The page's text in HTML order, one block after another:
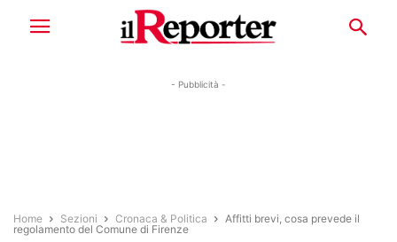
- Pubblicità -
Home Sezioni Cronaca & Politica
Affitti brevi, cosa prevede il
regolamento del Comune di Firenze